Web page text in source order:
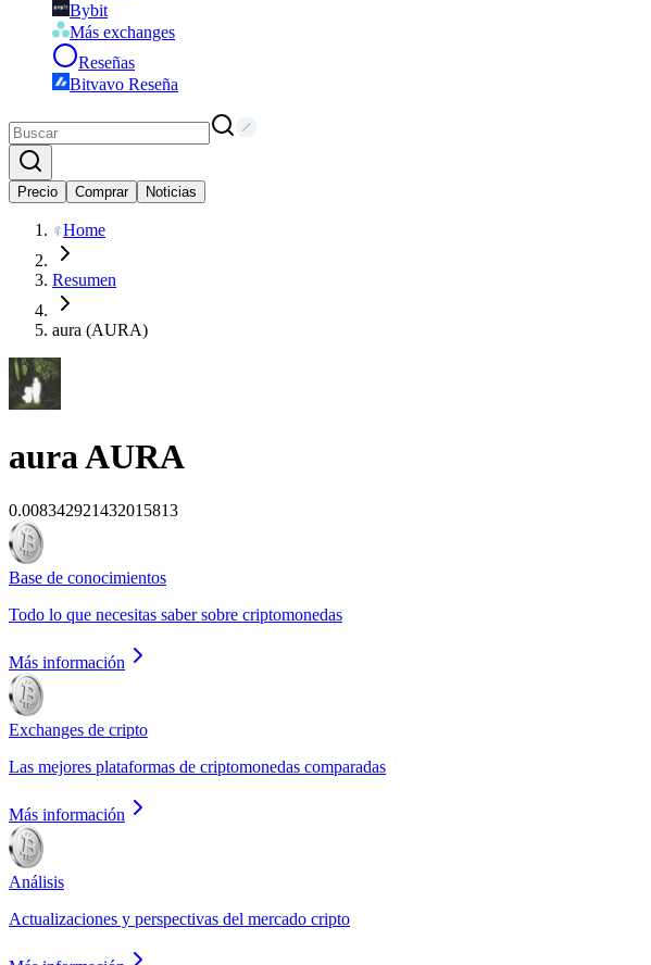
Bybit
Más exchanges
Reseñas
Bitvavo Reseña
Precio Comprar Noticias
Home
Resumen
aura (AURA)
auraAURA
0.008342921432015813
Base de conocimientos
Todo lo que necesitas saber sobre criptomonedas
Más información
Exchanges de cripto
Las mejores plataformas de criptomonedas comparadas
Más información
Análisis
Actualizaciones y perspectivas del mercado cripto